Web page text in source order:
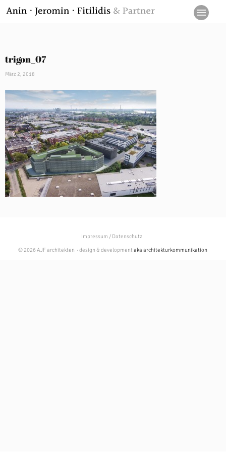
trigon_07
März 2, 2018
Impressum / Datenschutz
© 2026 AJF architekten · design & developmentaka architekturkommunikation